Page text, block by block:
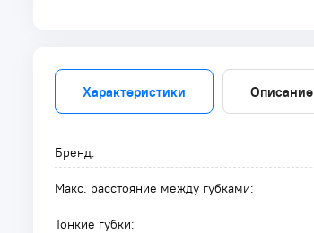
Характеристики Описание
Бренд:
Макс. расстояние между губками:
Тонкие губки: